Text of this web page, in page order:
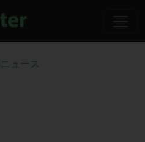
ュース